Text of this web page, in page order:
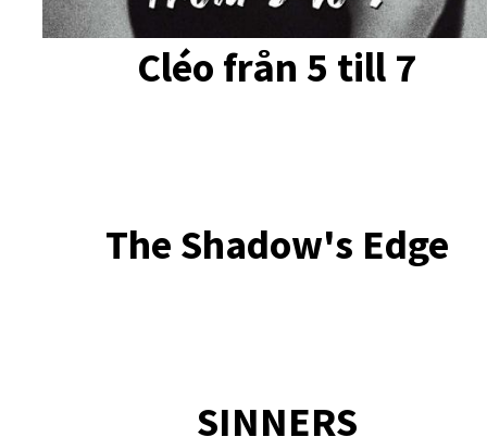
Cléo från 5 till 7
The Shadow's Edge
SINNERS